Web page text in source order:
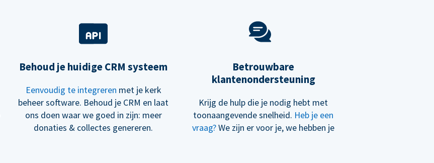
Behoud je huidige CRM systeem
Eenvoudig te integreren met je kerk
beheer software. Behoud je CRM en laat
ons doen waar we goed in zijn: meer
donaties & collectes genereren.
Betrouwbare
klantenondersteuning
Krijg de hulp die je nodig hebt met
toonaangevende snelheid. Heb je een
vraag?We zijn er voor je, we hebben je